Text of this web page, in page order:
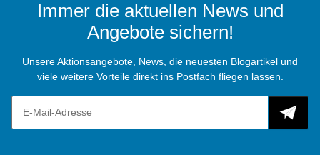
Immer die aktuellen News und
Angebote sichern!
Unsere Aktionsangebote, News, die neuesten Blogartikel und
viele weitere Vorteile direkt ins Postfach fliegen lassen.